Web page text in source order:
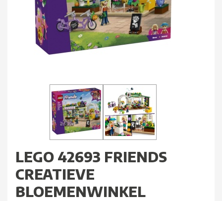
LEGO 42693 FRIENDS
CREATIEVE
BLOEMENWINKEL